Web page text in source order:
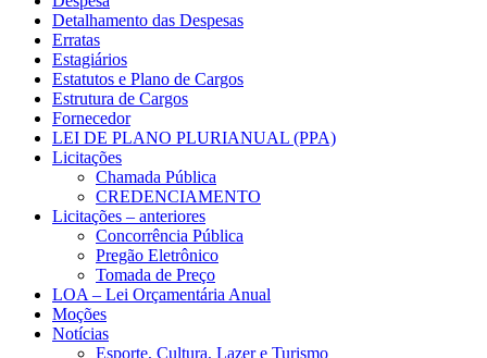
Detalhamento das Despesas
Erratas
Estagiários
Estatutos e Plano de Cargos
Estrutura de Cargos
Fornecedor
LEI DE PLANO PLURIANUAL (PPA)
Licitações
Chamada Pública
CREDENCIAMENTO
Licitações – anteriores
Concorrência Pública
Pregão Eletrônico
Tomada de Preço
LOA – Lei Orçamentária Anual
Moções
Notícias
Esporte, Cultura, Lazer e Turismo